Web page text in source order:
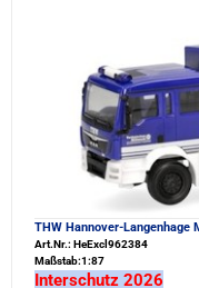
THW Hannover-Langenhage
Art.Nr.: HeExcl962384
Maßstab:1:87
Interschutz 2026